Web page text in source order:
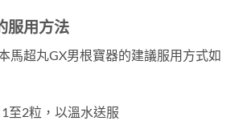
服用方法
馬超丸GX男根寶器的建議服用方式如
至2粒，以溫水送服